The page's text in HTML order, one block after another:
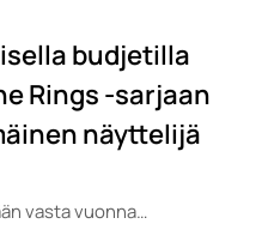
budjetilla
Rings -sarjaan
näyttelijä
vasta vuonna…